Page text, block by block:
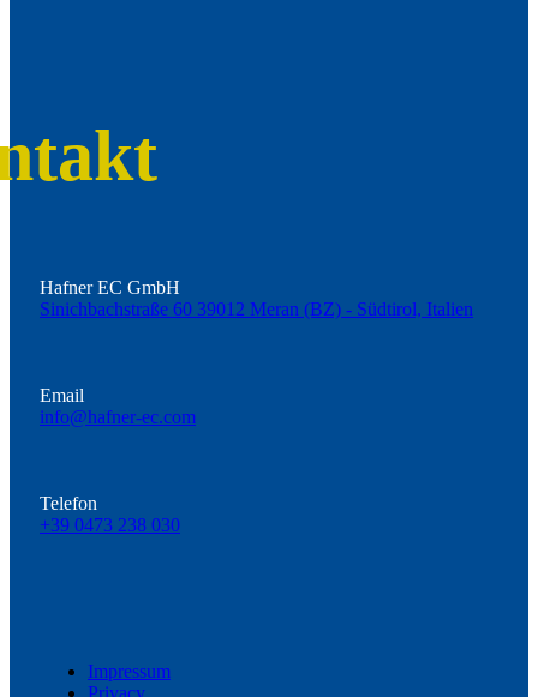
Hafner EC GmbH
Sinichbachstraße 60 39012 Meran (BZ) - Südtirol, Italien
Email
info@hafner-ec.com
Telefon
+39 0473 238 030
Impressum
Privacy